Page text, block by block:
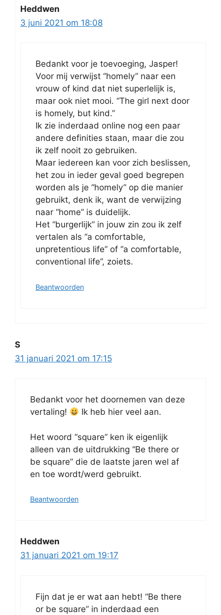
Heddwen
3 juni 2021 om 18:08
Bedankt voor je toevoeging, Jasper!
Voor mij verwijst “homely” naar een
vrouw of kind dat niet superlelijk is,
maar ook niet mooi. “The girl next door
is homely, but kind.”
Ik zie inderdaad online nog een paar
andere definities staan, maar die zou
ik zelf nooit zo gebruiken.
Maar iedereen kan voor zich beslissen,
het zou in ieder geval goed begrepen
worden als je “homely” op die manier
gebruikt, denk ik, want de verwijzing
naar “home” is duidelijk.
Het “burgerlijk” in jouw zin zou ik zelf
vertalen als “a comfortable,
unpretentious life” of “a comfortable,
conventional life”, zoiets.
Beantwoorden
S
31 januari 2021 om 17:15
Bedankt voor het doornemen van deze
vertaling!
Ik heb hier veel aan.
Het woord “square” ken ik eigenlijk
alleen van de uitdrukking “Be there or
be square” die de laatste jaren wel af
en toe wordt/werd gebruikt.
Beantwoorden
Heddwen
31 januari 2021 om 19:17
Fijn dat je er wat aan hebt! “Be there
or be square” in inderdaad een